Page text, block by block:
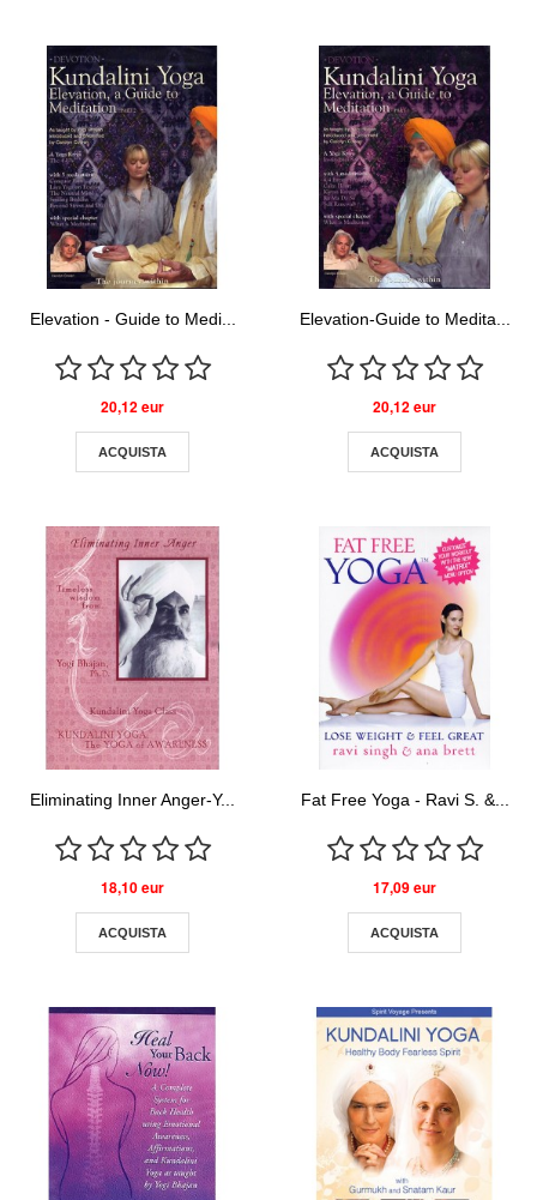
Elevation - Guide to Medi...
20,12 eur
ACQUISTA
Elevation-Guide to Medita...
20,12 eur
ACQUISTA
Eliminating Inner Anger-Y...
18,10 eur
ACQUISTA
Fat Free Yoga - Ravi S. &...
17,09 eur
ACQUISTA